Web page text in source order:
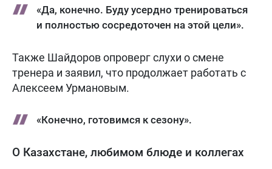
«Да, конечно. Буду усердно тренироваться
и полностью сосредоточен на этой цели».
Также Шайдоров опроверг слухи о смене
тренера и заявил, что продолжает работать с
Алексеем Урмановым.
«Конечно, готовимся к сезону».
О Казахстане, любимом блюде и коллегах